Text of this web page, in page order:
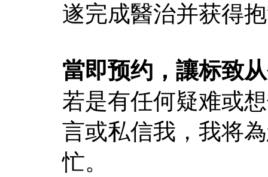
遂完成醫治并获得
當即预约，讓标致
若是有任何疑难或
言或私信我，我将
忙。